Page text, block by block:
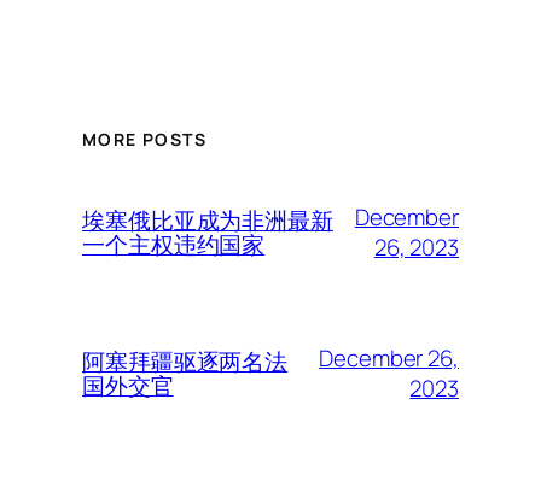
MORE POSTS
埃塞俄比亚成为非洲最新
一个主权违约国家
December
26, 2023
阿塞拜疆驱逐两名法
国外交官
December 26,
2023